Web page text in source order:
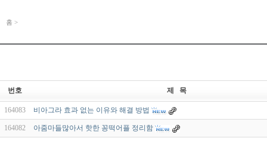
홈 >
번호 제 목
164083 비아그라 효과 없는 이유와 해결 방법
164082 아줌마들많아서 핫한 꽁떡어플 정리함